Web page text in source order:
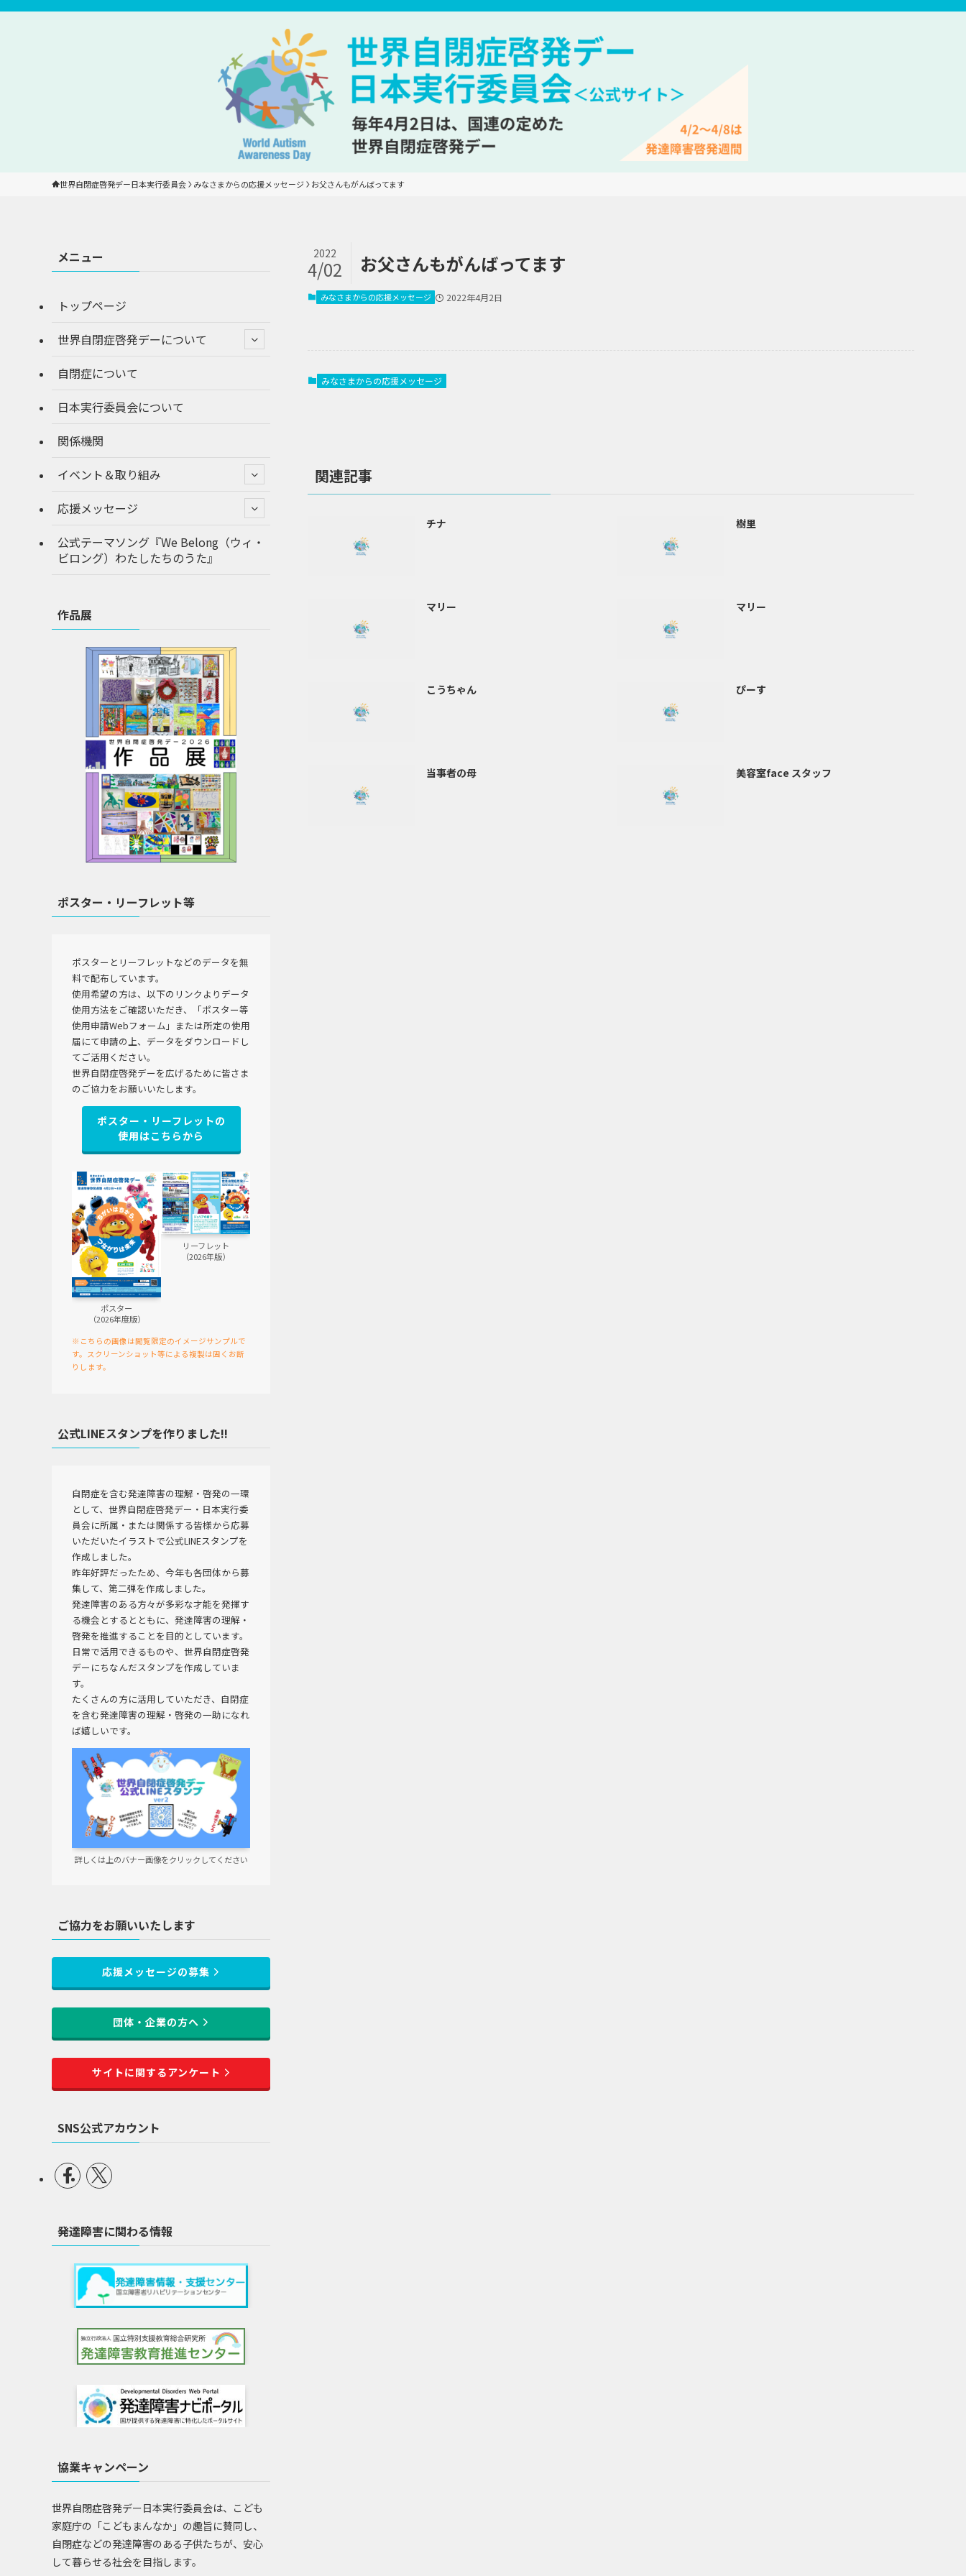
世界自閉症啓発デー日本実行委員会 みなさまからの応援メッセージ お父さんもがんばってます
お父さんもがんばってます
2022
4/02
みなさまからの応援メッセージ 2022年4月2日
みなさまからの応援メッセージ
関連記事
チナ 樹里
マリー マリー
こうちゃん ぴーす
当事者の母 美容室face スタッフ
メニュー
トップページ
世界自閉症啓発デーについて
自閉症について
日本実行委員会について
関係機関
イベント＆取り組み
応援メッセージ
公式テーマソング『We Belong（ウィ・
ビロング）わたしたちのうた』
作品展
ポスター・リーフレット等
ポスターとリーフレットなどのデータを無
料で配布しています。
使用希望の方は、以下のリンクよりデータ
使用方法をご確認いただき、「ポスター等
使用申請Webフォーム」または所定の使用
届にて申請の上、データをダウンロードし
てご活用ください。
世界自閉症啓発デーを広げるために皆さま
のご協力をお願いいたします。
ポスター・リーフレットの
使用はこちらから
ポスター
（2026年度版）
リーフレット
（2026年版）
※こちらの画像は閲覧限定のイメージサンプルで
す。スクリーンショット等による複製は固くお断
りします。
公式LINEスタンプを作りました!!
自閉症を含む発達障害の理解・啓発の一環
として、世界自閉症啓発デー・日本実行委
員会に所属・または関係する皆様から応募
いただいたイラストで公式LINEスタンプを
作成しました。
昨年好評だったため、今年も各団体から募
集して、第二弾を作成しました。
発達障害のある方々が多彩な才能を発揮す
る機会とするとともに、発達障害の理解・
啓発を推進することを目的としています。
日常で活用できるものや、世界自閉症啓発
デーにちなんだスタンプを作成していま
す。
たくさんの方に活用していただき、自閉症
を含む発達障害の理解・啓発の一助になれ
ば嬉しいです。
詳しくは上のバナー画像をクリックしてください
ご協力をお願いいたします
応援メッセージの募集
団体・企業の方へ
サイトに関するアンケート
SNS公式アカウント
発達障害に関わる情報
協業キャンペーン
世界自閉症啓発デー日本実行委員会は、こども
家庭庁の「こどもまんなか」の趣旨に賛同し、
自閉症などの発達障害のある子供たちが、安心
して暮らせる社会を目指します。